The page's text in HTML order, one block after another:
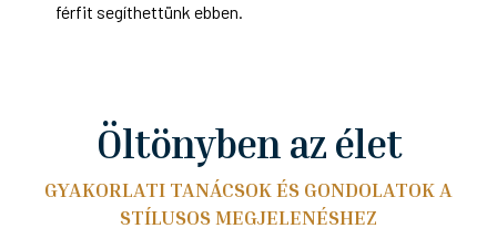
férfit segíthettünk ebben.
Öltönyben az élet
GYAKORLATI TANÁCSOK ÉS GONDOLATOK A
STÍLUSOS MEGJELENÉSHEZ